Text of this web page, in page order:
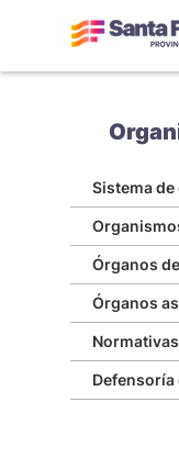
Sistema
Órganos
Órganos
Defensoría